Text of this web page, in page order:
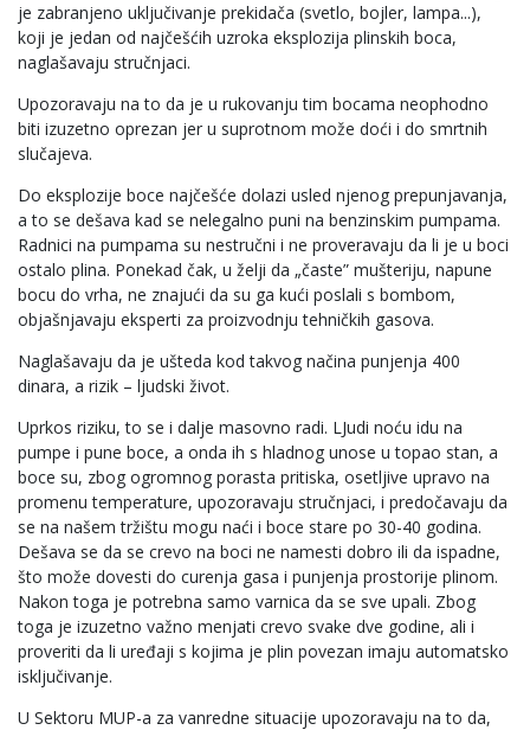
je zabranjeno uključivanje prekidača (svetlo, bojler, lampa...),
koji je jedan od najčešćih uzroka eksplozija plinskih boca,
naglašavaju stručnjaci.
Upozoravaju na to da je u rukovanju tim bocama neophodno
biti izuzetno oprezan jer u suprotnom može doći i do smrtnih
slučajeva.
Do eksplozije boce najčešće dolazi usled njenog prepunjavanja,
a to se dešava kad se nelegalno puni na benzinskim pumpama.
Radnici na pumpama su nestručni i ne proveravaju da li je u boci
ostalo plina. Ponekad čak, u želji da „časte” mušteriju, napune
bocu do vrha, ne znajući da su ga kući poslali s bombom,
objašnjavaju eksperti za proizvodnju tehničkih gasova.
Naglašavaju da je ušteda kod takvog načina punjenja 400
dinara, a rizik – ljudski život.
Uprkos riziku, to se i dalje masovno radi. LJudi noću idu na
pumpe i pune boce, a onda ih s hladnog unose u topao stan, a
boce su, zbog ogromnog porasta pritiska, osetljive upravo na
promenu temperature, upozoravaju stručnjaci, i predočavaju da
se na našem tržištu mogu naći i boce stare po 30-40 godina.
Dešava se da se crevo na boci ne namesti dobro ili da ispadne,
što može dovesti do curenja gasa i punjenja prostorije plinom.
Nakon toga je potrebna samo varnica da se sve upali. Zbog
toga je izuzetno važno menjati crevo svake dve godine, ali i
proveriti da li uređaji s kojima je plin povezan imaju automatsko
isključivanje.
U Sektoru MUP-a za vanredne situacije upozoravaju na to da,